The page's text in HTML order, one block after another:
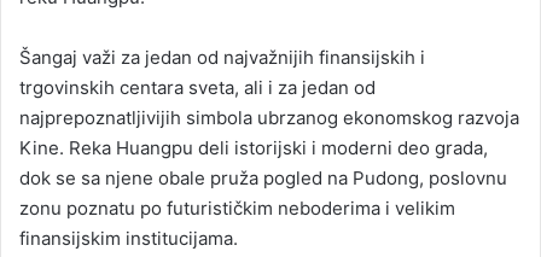
Šangaj važi za jedan od najvažnijih finansijskih i
trgovinskih centara sveta, ali i za jedan od
najprepoznatljivijih simbola ubrzanog ekonomskog razvoja
Kine. Reka Huangpu deli istorijski i moderni deo grada,
dok se sa njene obale pruža pogled na Pudong, poslovnu
zonu poznatu po futurističkim neboderima i velikim
finansijskim institucijama.